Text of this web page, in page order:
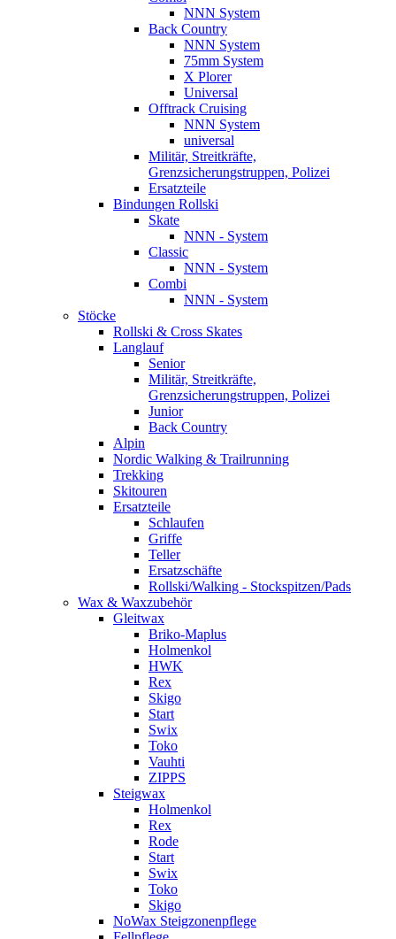
NNN System
Back Country
NNN System
75mm System
X Plorer
Universal
Offtrack Cruising
NNN System
universal
Militär, Streitkräfte,
Grenzsicherungstruppen, Polizei
Ersatzteile
Bindungen Rollski
Skate
NNN - System
Classic
NNN - System
Combi
NNN - System
Stöcke
Rollski & Cross Skates
Langlauf
Senior
Militär, Streitkräfte,
Grenzsicherungstruppen, Polizei
Junior
Back Country
Alpin
Nordic Walking & Trailrunning
Trekking
Skitouren
Ersatzteile
Schlaufen
Griffe
Teller
Ersatzschäfte
Rollski/Walking - Stockspitzen/Pads
Wax & Waxzubehör
Gleitwax
Briko-Maplus
Holmenkol
HWK
Rex
Skigo
Start
Swix
Toko
Vauhti
ZIPPS
Steigwax
Holmenkol
Rex
Rode
Start
Swix
Toko
Skigo
NoWax Steigzonenpflege